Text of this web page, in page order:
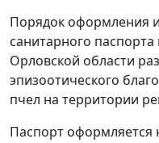
Порядок оформления
санитарного
Орловской области
эпизоотического
пчел на территории
Паспорт оформляется